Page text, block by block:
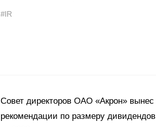
#IR
Совет директоров ОАО «Акрон» вынес
рекомендации по размеру дивидендов